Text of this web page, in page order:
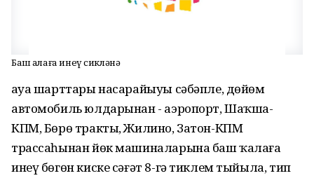
Баш ҡалаға инеү сикләнә
Һауа шарттары насарайыуы сәбәпле, дөйөм
автомобиль юлдарынан - аэропорт, Шаҡша-
КПМ, Бөрө тракты, Жилино, Затон-КПМ
трассаһынан йөк машиналарына баш ҡалаға
инеү бөгөн киске сәғәт 8-гә тиклем тыйыла, тип